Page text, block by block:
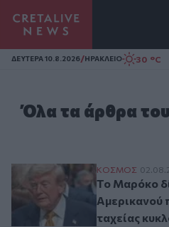
Homepage
ΔΕΥΤΕΡΑ 10.8.2026/ΗΡΑΚΛΕΙΟ 30 °C
Όλα τα άρθρα
Το Μαρόκο
ΚΟΣΜΟΣ
Το Μαρόκο
Αμερικανού
ταχείας